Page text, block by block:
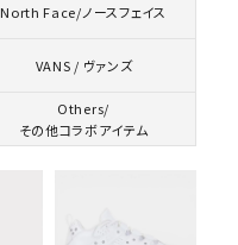
North Face/ノースフェイス
VANS / ヴァンズ
Others/
その他コラボアイテム